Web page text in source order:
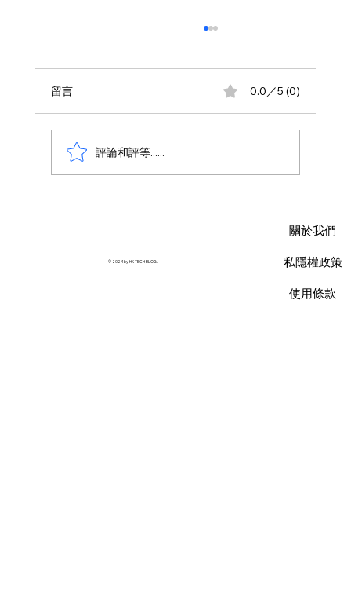
限制，用 Database Savings Plans 省下
留言 0.0／5 (0)
評論和評等......
© 2024 by HK TECH BLOG .
關於我們
私隱權政策
使用條款